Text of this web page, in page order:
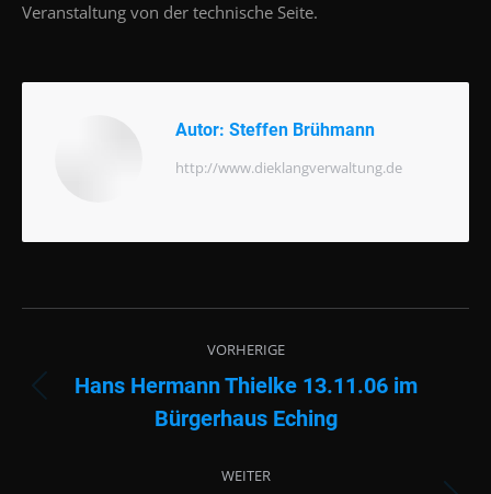
Veranstaltung von der technische Seite.
Autor: Steffen Brühmann
http://www.dieklangverwaltung.de
VORHERIGE
Vorheriger
Beitrag:
Hans Hermann Thielke 13.11.06 im
Bürgerhaus Eching
WEITER